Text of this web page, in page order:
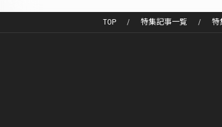
TOP 特集記事一覧 特